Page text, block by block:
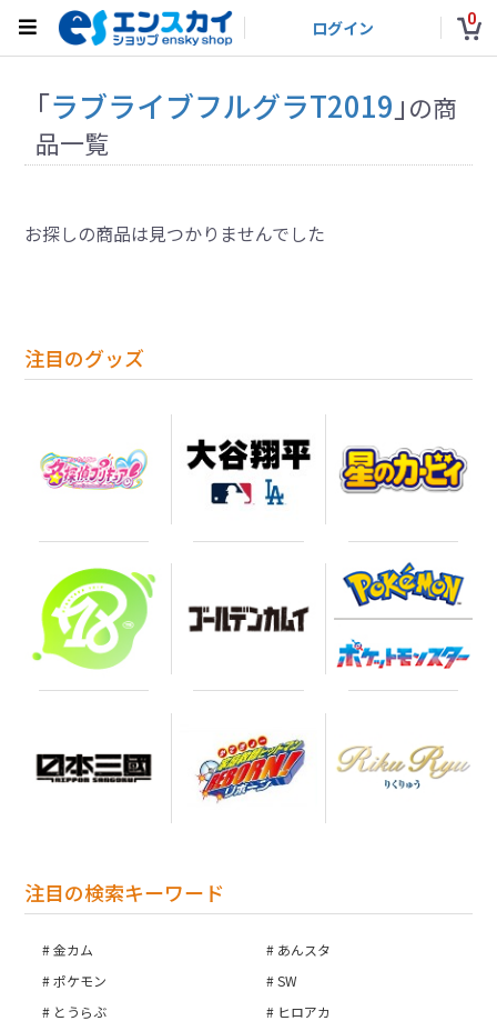
ログイン 0
注目のグッズ
注目の検索キーワード
金カム
あんスタ
ポケモン
SW
とうらぶ
ヒロアカ
「ラブライブフルグラT2019 」の商
品一覧
お探しの商品は見つかりませんでした